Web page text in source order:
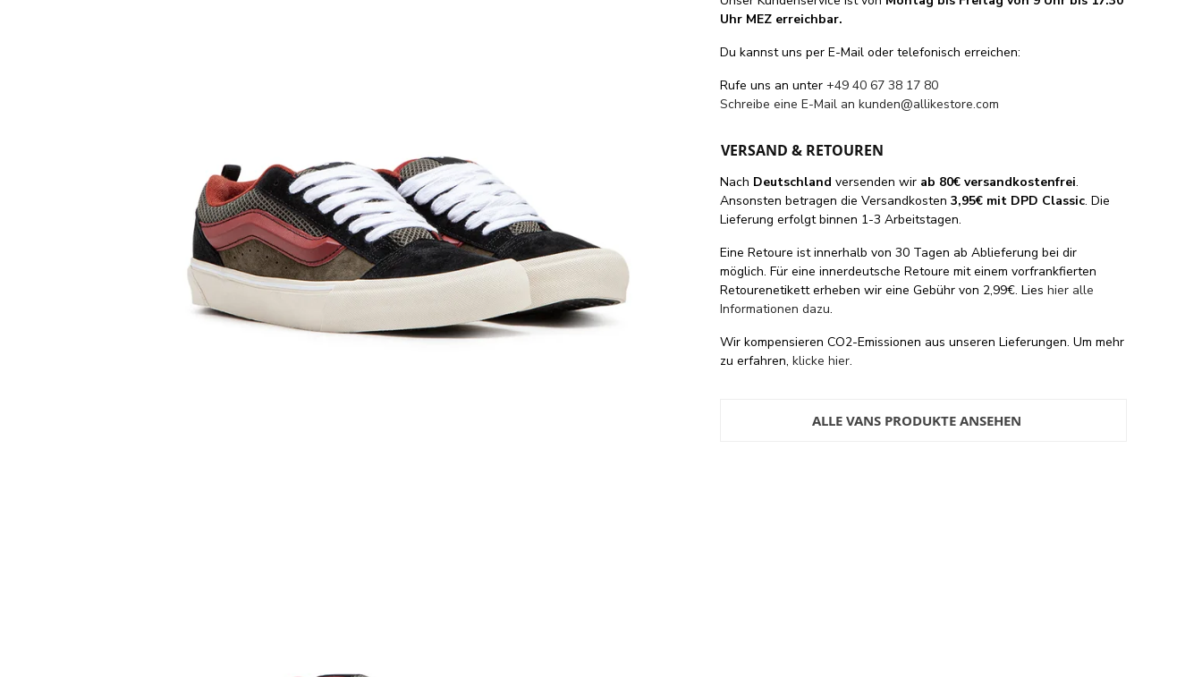
Uhr MEZ erreichbar.
Du kannst uns per E-Mail oder telefonisch erreichen:
Rufe uns an unter+49 40 67 38 17 80
Schreibe eine E-Mail ankunden@allikestore.com
VERSAND & RETOUREN
Nach Deutschland versenden wir ab 80€ versandkostenfrei.
Ansonsten betragen die Versandkosten3,95€ mit DPD Classic. Die
Lieferung erfolgt binnen 1-3 Arbeitstagen.
Eine Retoure ist innerhalb von 30 Tagen ab Ablieferung bei dir
möglich. Für eine innerdeutsche Retoure mit einem vorfrankfierten
Retourenetikett erheben wir eine Gebühr von 2,99€. Lieshier alle
Informationen dazu.
Wir kompensieren CO2-Emissionen aus unseren Lieferungen. Um mehr
zu erfahren,klicke hier.
ALLE VANS PRODUKTE ANSEHEN